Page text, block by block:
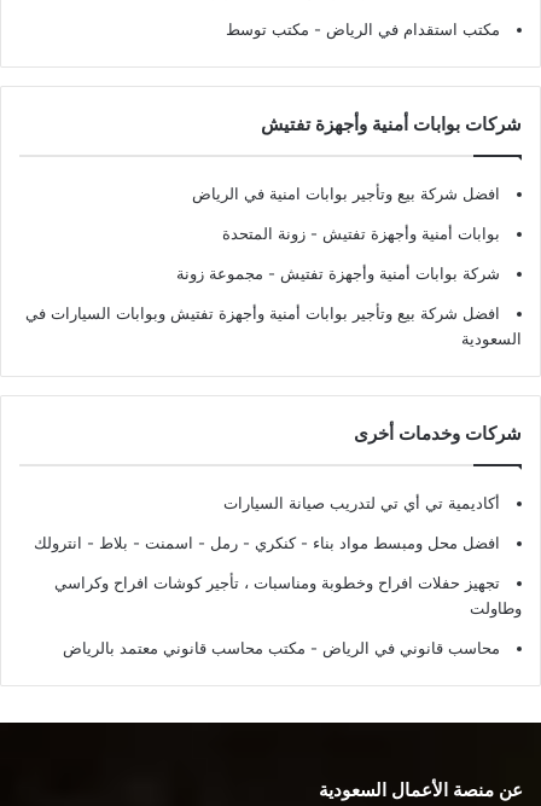
مكتب استقدام في الرياض - مكتب توسط
شركات بوابات أمنية وأجهزة تفتيش
افضل شركة بيع وتأجير بوابات امنية في الرياض
بوابات أمنية وأجهزة تفتيش - زونة المتحدة
شركة بوابات أمنية وأجهزة تفتيش - مجموعة زونة
افضل شركة بيع وتأجير بوابات أمنية وأجهزة تفتيش وبوابات السيارات في
السعودية
شركات وخدمات أخرى
أكاديمية تي أي تي لتدريب صيانة السيارات
افضل محل ومبسط مواد بناء - كنكري - رمل - اسمنت - بلاط - انترولك
تجهيز حفلات افراح وخطوبة ومناسبات ، تأجير كوشات افراح وكراسي
وطاولت
محاسب قانوني في الرياض - مكتب محاسب قانوني معتمد بالرياض
عن منصة الأعمال السعودية